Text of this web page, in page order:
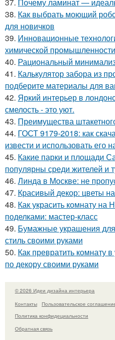
37. Почему ламинат —
38. Как выбрать моющий
для новичков
39. Инновационные
химической промышленности
40. Рациональный
41. Калькулятор забора из
подберите материалы для
42. Яркий интерьер в
смелость - это уют.
43. Преимущества
44. ГОСТ 9179-2018: как
извести и использовать его
45. Какие парки и площади
популярны среди жителей и
46. Линда в Москве: не
47. Красивый декор: цветы
48. Как украсить комнату
поделками: мастер-класс
49. Бумажные украшения для
стиль своими руками
50. Как превратить комнату
по декору своими руками
© 2026 Идеи дизайна интерьера
Контакты
Пользовательское
Политика конфидециальности
Обратная связь